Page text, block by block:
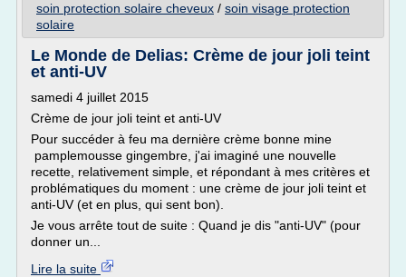
soin protection solaire cheveux / soin visage protection
solaire
Le Monde de Delias: Crème de jour joli teint
et anti-UV
samedi 4 juillet 2015
Crème de jour joli teint et anti-UV
Pour succéder à feu ma dernière crème bonne mine
pamplemousse gingembre, j'ai imaginé une nouvelle
recette, relativement simple, et répondant à mes critères et
problématiques du moment : une crème de jour joli teint et
anti-UV (et en plus, qui sent bon).
Je vous arrête tout de suite : Quand je dis "anti-UV" (pour
donner un...
Lire la suite